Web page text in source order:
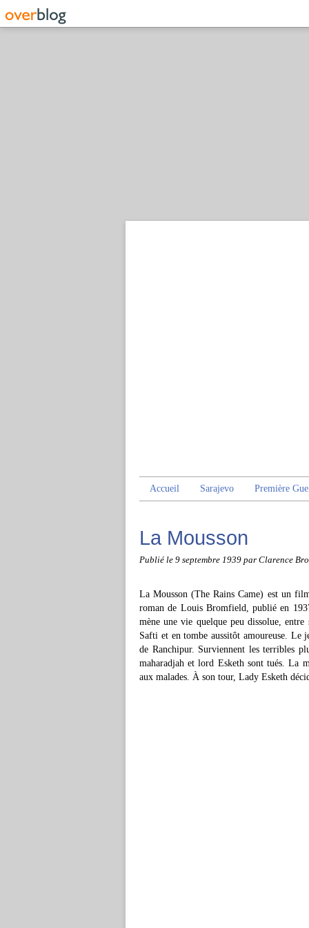
Accueil Sarajevo Première
La Mousson
Publié le 9 septembre 1939 par Clarence
La Mousson (The Rains Came) est un
roman de Louis Bromfield, publié en
mène une vie quelque peu dissolue,
Safti et en tombe aussitôt amoureuse.
de Ranchipur. Surviennent les terribles
maharadjah et lord Esketh sont tués. La
aux malades. À son tour, Lady Esketh